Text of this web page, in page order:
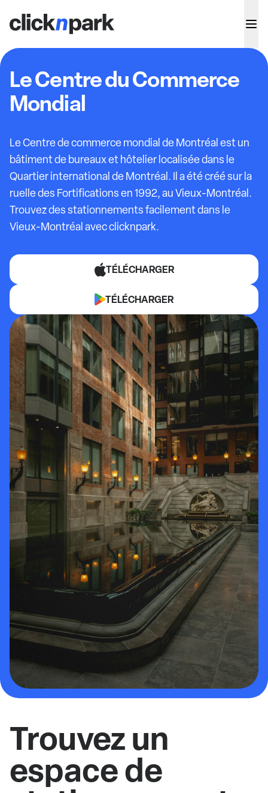
Le Centre du Commerce
Mondial
Le Centre de commerce mondial de Montréal est un
bâtiment de bureaux et hôtelier localisée dans le
Quartier international de Montréal. Il a été créé sur la
ruelle des Fortifications en 1992, au Vieux-Montréal.
Trouvez des stationnements facilement dans le
Vieux-Montréal avec clicknpark.
TÉLÉCHARGER
TÉLÉCHARGER
Trouvez un
espace de